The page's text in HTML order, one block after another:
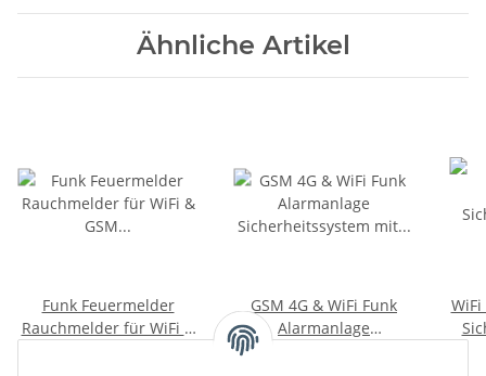
Ähnliche Artikel
Funk Feuermelder
Rauchmelder für WiFi &
GSM 4G & WiFi Funk
Alarmanlage
Sicherheitssystem mit